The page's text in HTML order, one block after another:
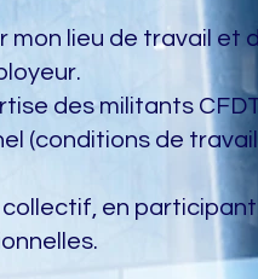
lieu de travail et
des militants
(conditions de
collectif, en